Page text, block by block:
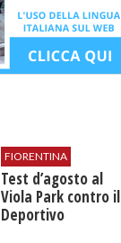
FIORENTINA
Test d’agosto al
Viola Park contro il
Deportivo